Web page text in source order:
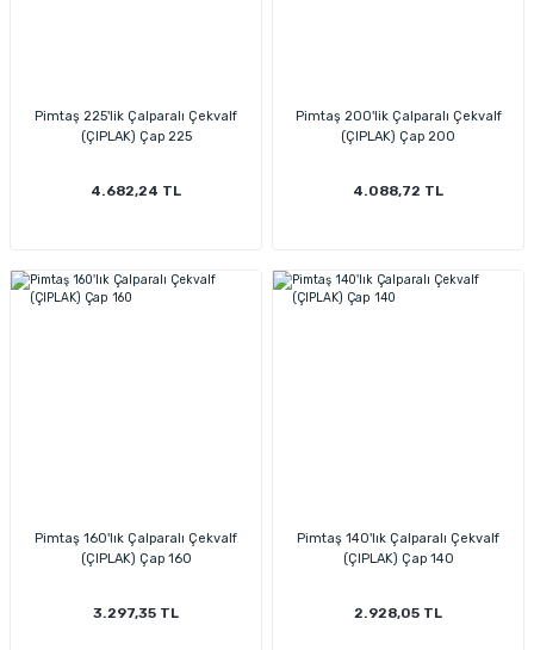
Pimtaş 225'lik Çalparalı Çekvalf
(ÇIPLAK) Çap 225
4.682,24 TL
Pimtaş 200'lik Çalparalı Çekvalf
(ÇIPLAK) Çap 200
4.088,72 TL
Pimtaş 160'lık Çalparalı Çekvalf
(ÇIPLAK) Çap 160
3.297,35 TL
Pimtaş 140'lık Çalparalı Çekvalf
(ÇIPLAK) Çap 140
2.928,05 TL